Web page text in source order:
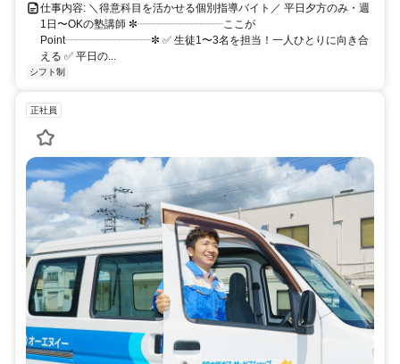
仕事内容: ＼得意科目を活かせる個別指導バイト／ 平日夕方のみ・週
1日〜OKの塾講師 ✼┈┈┈┈┈┈┈┈ここが
Point┈┈┈┈┈┈┈┈✼ ✅ 生徒1〜3名を担当！一人ひとりに向き合
える ✅ 平日の...
シフト制
正社員